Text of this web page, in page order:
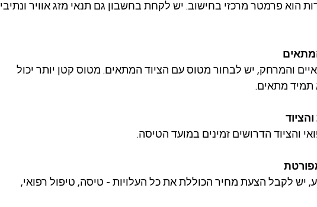
הוא פרמטר מרכזי בחישוב. יש לקחת בחשבון גם תנאי מזג אוויר ונתיבי
והמרחק, יש לבחור מטוס עם הציוד המתאים. מטוס קטן יותר יכול
תמיד מתאים.
והציוד הדרושים זמינים במועד הטיסה.
יש לקבל הצעת מחיר הכוללת את כל העלויות - טיסה, טיפול רפואי,